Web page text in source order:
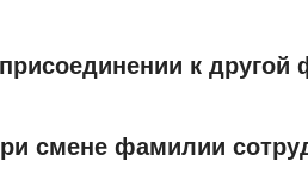
к другой
смене фамилии